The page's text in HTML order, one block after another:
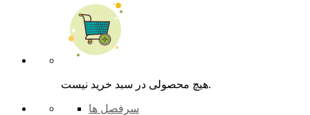
هیچ محصولی در سبد خرید نیست.
سرفصل ها